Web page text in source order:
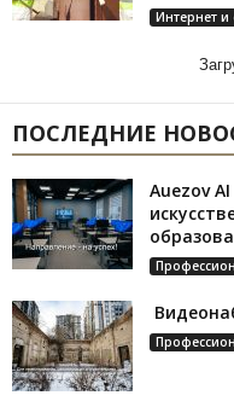
Интернет и
ПОСЛЕДНИЕ
Auezov